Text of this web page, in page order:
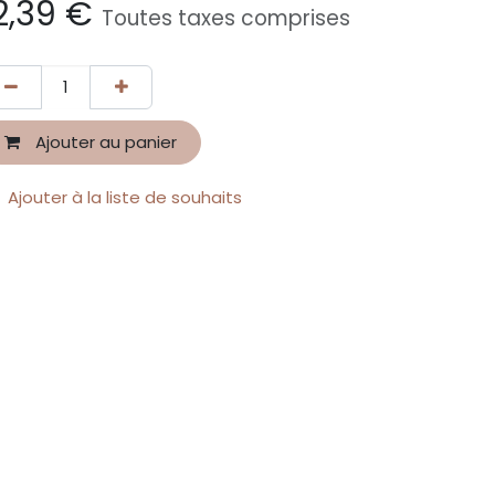
€ Toutes taxes comprises
Ajouter au panier
Ajouter à la liste de souhaits